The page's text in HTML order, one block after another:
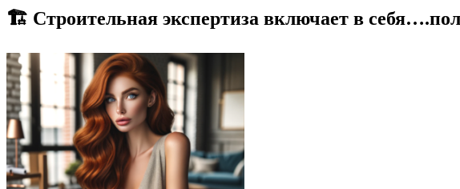
🏗 Строительная экспертиза включает в